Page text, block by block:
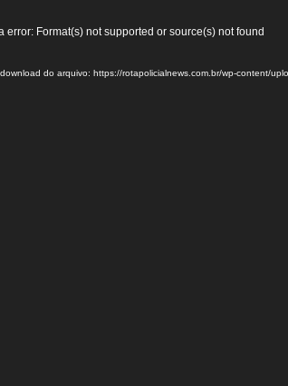
error: Format(s) not supported or source(s) not found
do arquivo: https://rotapolicialnews.com.br/wp-content/